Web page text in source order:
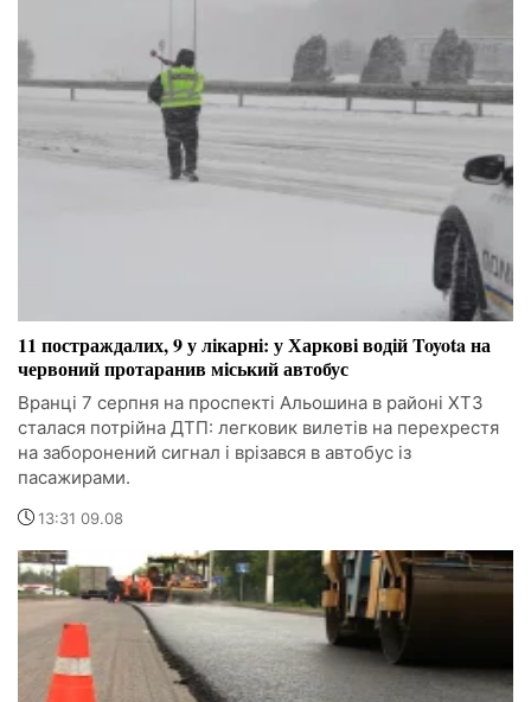
11 постраждалих, 9 у лікарні: у Харкові водій Toyota на
червоний протаранив міський автобус
Вранці 7 серпня на проспекті Альошина в районі ХТЗ
сталася потрійна ДТП: легковик вилетів на перехрестя
на заборонений сигнал і врізався в автобус із
пасажирами.
13:31 09.08